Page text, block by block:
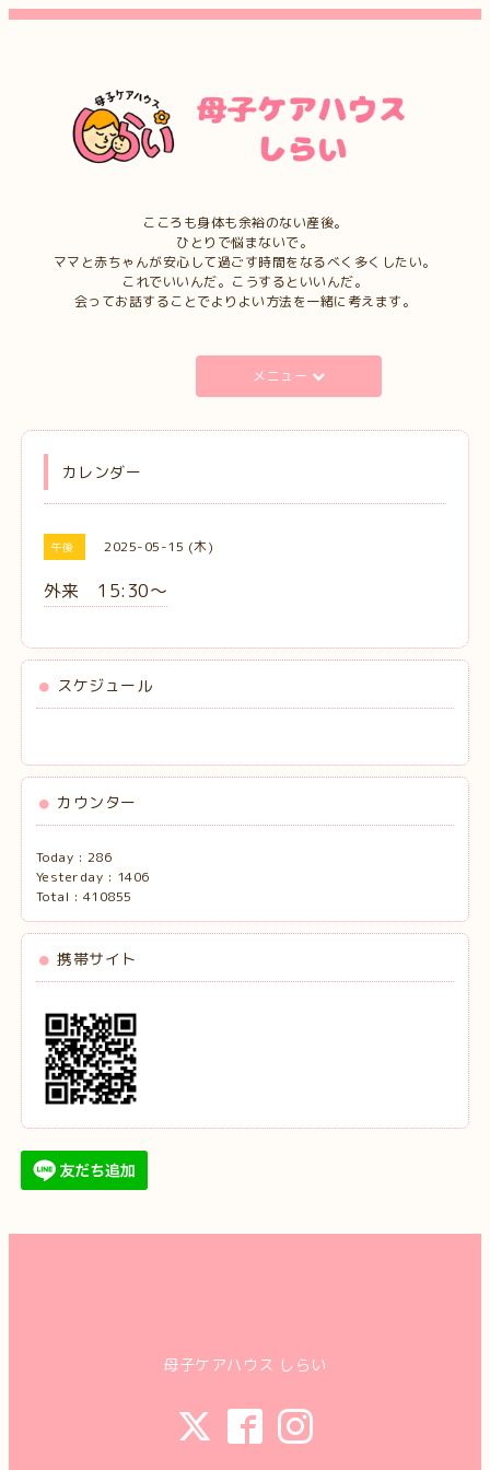
こころも身体も余裕のない産後。
ひとりで悩まないで。
ママと赤ちゃんが安心して過ごす時間をなるべく多くしたい。
これでいいんだ。こうするといいんだ。
会ってお話することでよりよい方法を一緒に考えます。
メニュー
カレンダー
午後 2025-05-15 (木)
外来 15:30〜
スケジュール
カウンター
Today : 286
Yesterday : 1406
Total : 410855
携帯サイト
母子ケアハウス しらい